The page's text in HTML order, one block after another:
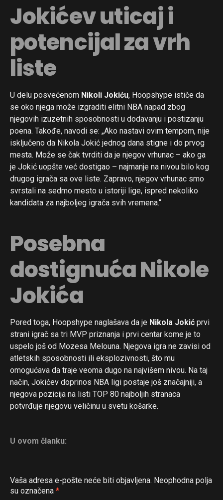
Jokićev uticaj i
potencijal za vrh
liste
U delu posvećenom Nikoli Jokiću, Hoopshype ističe da
se oko njega može izgraditi elitni NBA napad zbog
njegovih izuzetnih sposobnosti u dodavanju i postizanju
poena. Takođe, navodi se: „Ako nastavi ovim tempom, nije
isključeno da Nikola Jokić jednog dana stigne i do prvog
mesta. Može se čak tvrditi da je njegov vrhunac – ako ga
je Jokić uopšte već dostigao – najmanje na nivou bilo kog
drugog igrača sa ove liste. Zapravo, njegov vrhunac smo
svrstali na sedmo mesto u istoriji lige, ispred nekoliko
kandidata za najboljeg igrača svih vremena.“
Posebna
dostignuća Nikole
Jokića
Pored toga, Hoopshype naglašava da je Nikola Jokić prvi
strani igrač sa tri MVP priznanja i prvi centar kome je to
uspelo još od Mozesa Melouna. Njegova igra ne zavisi od
atletskih sposobnosti ili eksplozivnosti, što mu
omogućava da traje veoma dugo na najvišem nivou. Na taj
način, Jokićev doprinos NBA ligi postaje još značajniji, a
njegova pozicija na listi TOP 80 najboljih stranaca
potvrđuje njegovu veličinu u svetu košarke.
U ovom članku:
Vaša adresa e-pošte neće biti objavljena. Neophodna polja
su označena *
Flipboard
Reddit
Email